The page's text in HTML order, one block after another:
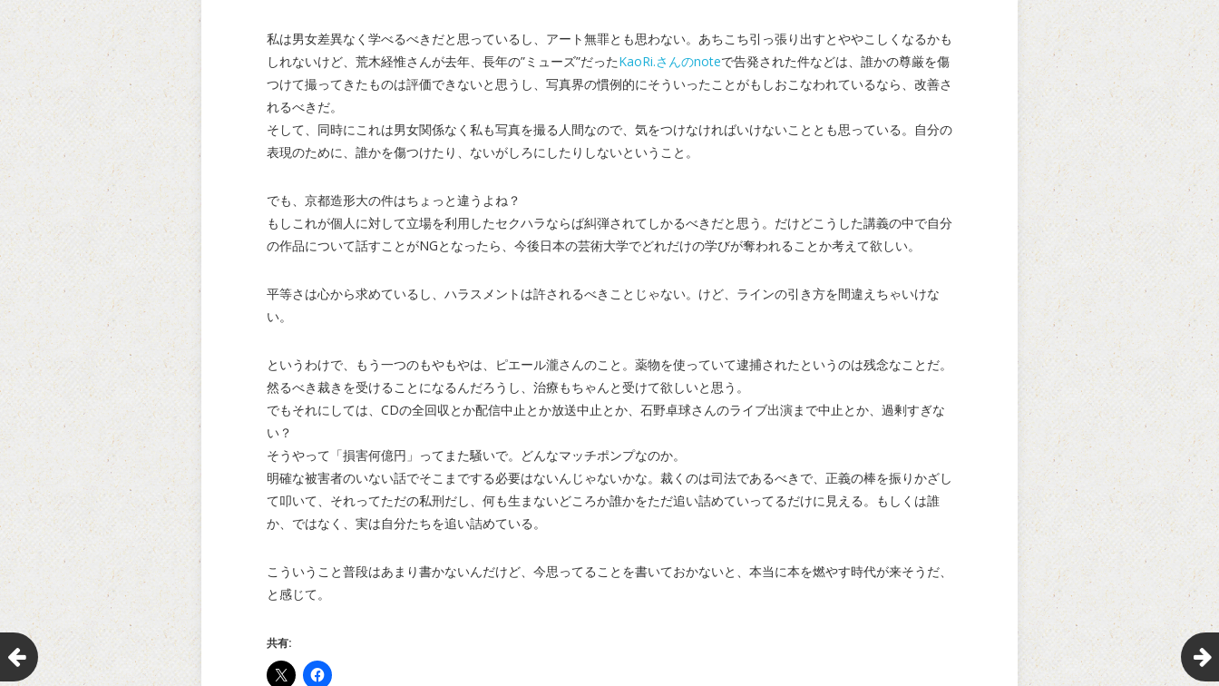
私は男女差異なく学べるべきだと思っているし、アート無罪とも思わない。あちこち引っ張り出すとややこしくなるかも
しれないけど、荒木経惟さんが去年、長年の”ミューズ”だったKaoRi.さんのnoteで告発された件などは、誰かの尊厳を傷
つけて撮ってきたものは評価できないと思うし、写真界の慣例的にそういったことがもしおこなわれているなら、改善さ
れるべきだ。
そして、同時にこれは男女関係なく私も写真を撮る人間なので、気をつけなければいけないこととも思っている。自分の
表現のために、誰かを傷つけたり、ないがしろにしたりしないということ。
でも、京都造形大の件はちょっと違うよね？
もしこれが個人に対して立場を利用したセクハラならば糾弾されてしかるべきだと思う。だけどこうした講義の中で自分
の作品について話すことがNGとなったら、今後日本の芸術大学でどれだけの学びが奪われることか考えて欲しい。
平等さは心から求めているし、ハラスメントは許されるべきことじゃない。けど、ラインの引き方を間違えちゃいけな
い。
というわけで、もう一つのもやもやは、ピエール瀧さんのこと。薬物を使っていて逮捕されたというのは残念なことだ。
然るべき裁きを受けることになるんだろうし、治療もちゃんと受けて欲しいと思う。
でもそれにしては、CDの全回収とか配信中止とか放送中止とか、石野卓球さんのライブ出演まで中止とか、過剰すぎな
い？
そうやって「損害何億円」ってまた騒いで。どんなマッチポンプなのか。
明確な被害者のいない話でそこまでする必要はないんじゃないかな。裁くのは司法であるべきで、正義の棒を振りかざし
て叩いて、それってただの私刑だし、何も生まないどころか誰かをただ追い詰めていってるだけに見える。もしくは誰
か、ではなく、実は自分たちを追い詰めている。
こういうこと普段はあまり書かないんだけど、今思ってることを書いておかないと、本当に本を燃やす時代が来そうだ、
と感じて。
共有: